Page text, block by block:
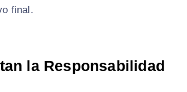
final.
la Responsabilidad